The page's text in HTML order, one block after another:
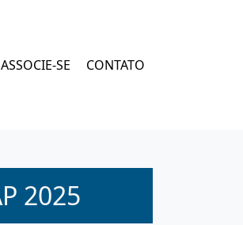
ASSOCIE-SE CONTATO
2025